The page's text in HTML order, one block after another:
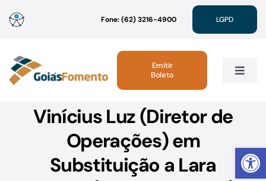
Abrir
para
conteúdo
Fone: (62) 3216-4900 LGPD
Toggle
Institucional
Linhas de Crédito
Emitir
Boleto
Vinícius Luz (Diretor de
Operações) em
Substituição a Lara